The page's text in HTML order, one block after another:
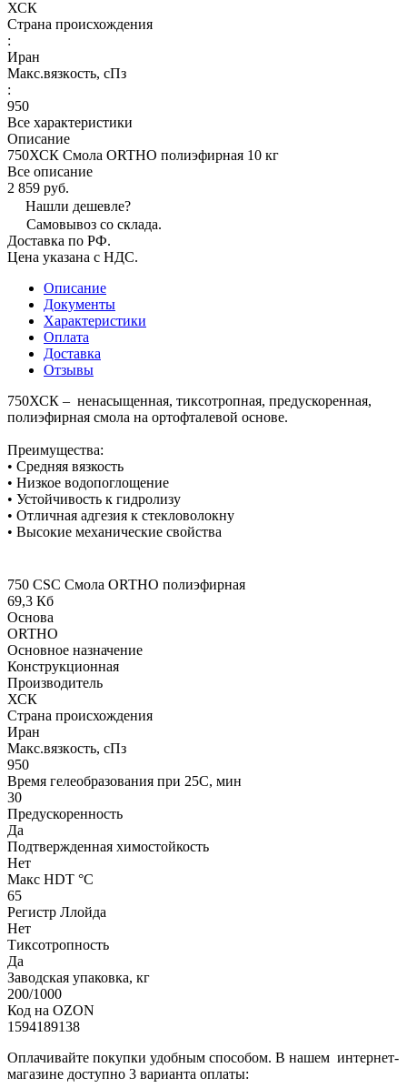
ХСК
Страна происхождения
:
Иран
Макс.вязкoсть, сПз
:
950
Все характеристики
Описание
750ХСК Смола ORTHO полиэфирная 10 кг
Все описание
2 859 руб.
Нашли дешевле?
Самовывоз со склада.
Доставка по РФ.
Цена указана с НДС.
Описание
Документы
Характеристики
Оплата
Доставка
Отзывы
750ХСК – ненасыщенная, тиксотропная, предускоренная,
полиэфирная смола на ортофталевой основе.
Преимущества:
• Средняя вязкость
• Низкое водопоглощение
• Устойчивость к гидролизу
• Отличная адгезия к стекловолокну
• Высокие механические свойства
750 CSC Смола ORTHO полиэфирная
69,3 Кб
Основа
ORTHO
Основное назначение
Конструкционная
Производитель
ХСК
Страна происхождения
Иран
Макс.вязкoсть, сПз
950
Время гелеобразования при 25С, мин
30
Предускоренность
Да
Подтвержденная химостойкость
Нет
Макс HDT °С
65
Регистр Ллойда
Нет
Тиксотропность
Да
Заводская упаковка, кг
200/1000
Код на OZON
1594189138
Оплачивайте покупки удобным способом. В нашем интернет-
магазине доступно 3 варианта оплаты: